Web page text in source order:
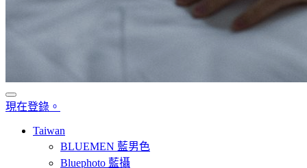
現在登錄。
Taiwan
BLUEMEN 藍男色
Bluephoto 藍攝